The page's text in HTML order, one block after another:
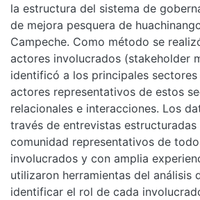
la estructura del sistema de
de mejora pesquera de
Campeche. Como método se
actores involucrados (stakeholder
identificó a los principales sectores
actores representativos de estos
relacionales e interacciones. Los
través de entrevistas
comunidad representativos de
involucrados y con amplia
utilizaron herramientas del análisis
identificar el rol de cada